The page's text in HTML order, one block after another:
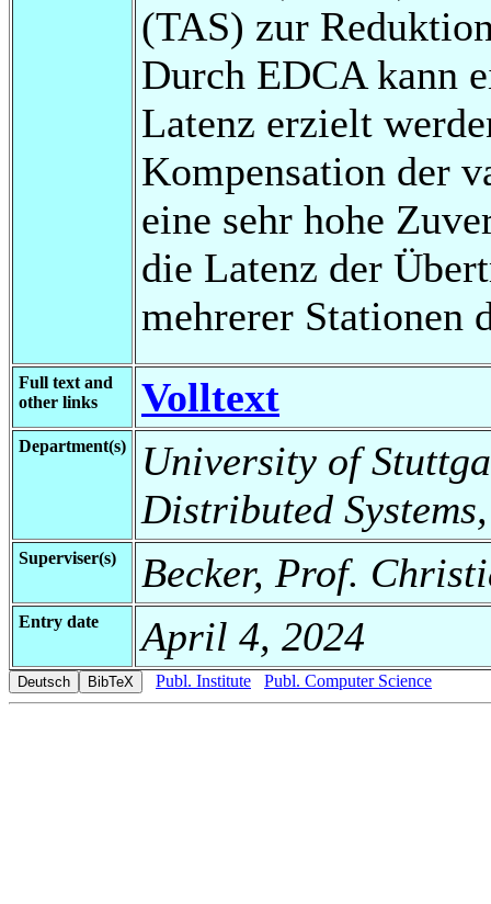
(TAS) zur
Durch EDCA kann
Latenz erzielt
Kompensation der
eine sehr hohe
die Latenz der
mehrerer Stationen
Full text and
other links
Volltext
Department(s)
University of
Distributed
Superviser(s) Becker, Prof.
Entry date April 4, 2024
Publ. Institute Publ. Computer Science